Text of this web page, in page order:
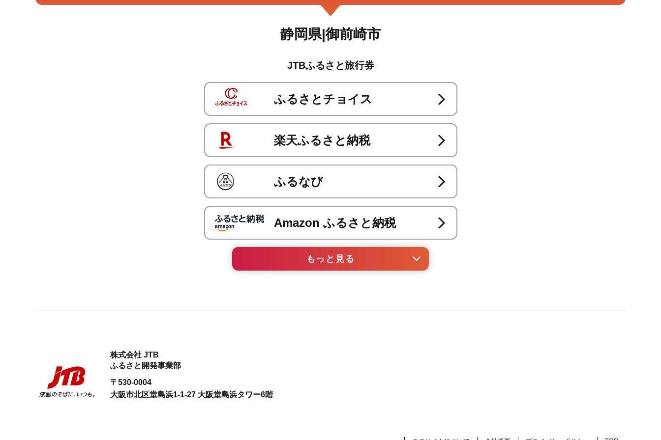
ふるさとプレミアム
Vふるさと納税
静岡県|御前崎市
JTBふるさと旅行券
ふるさとチョイス
楽天ふるさと納税
ふるなび
Amazon ふるさと納税
au PAY ふるさと納税
もっと見る
株式会社 JTB
ふるさと開発事業部
〒530-0004
大阪市北区堂島浜1-1-27 大阪堂島浜タワー6階